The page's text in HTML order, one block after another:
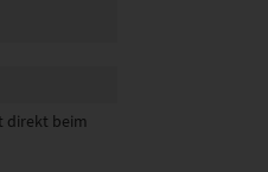
direkt beim